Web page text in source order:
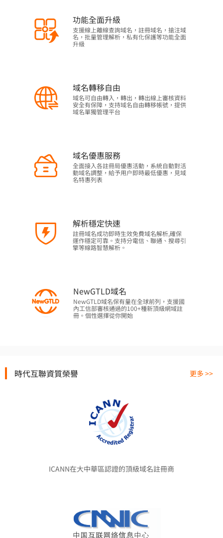
功能全面升級
支援線上離線查詢域名，註冊域名，搶注域
名，批量管理解析，私有化保護等功能全面
升級
域名轉移自由
域名可自由轉入，轉出，轉出線上審核資料
安全有保障，支持域名自由轉移帳號，提供
域名單獨管理平台
域名優惠服務
全面接入各註冊局優惠活動，系統自動對活
動域名調整，給予用户即時最低優惠，見域
名特惠列表
解析穩定快速
註冊域名成功即時生效免費域名解析,確保
運作穩定可靠。支持分電信、聯通、搜尋引
擎等線路智慧解析。
NewGTLD域名
NewGTLD域名保有量在全球前列，支援國
內工信部審核通過的100+種新頂級網域註
冊。個性選擇從你開始
時代互聯資質榮譽 更多 >>
ICANN在大中華區認證的頂級域名註冊商